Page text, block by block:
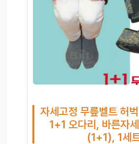
자세고정 무릎벨트 허
1+1 오다리, 바른자
(1+1), 1세